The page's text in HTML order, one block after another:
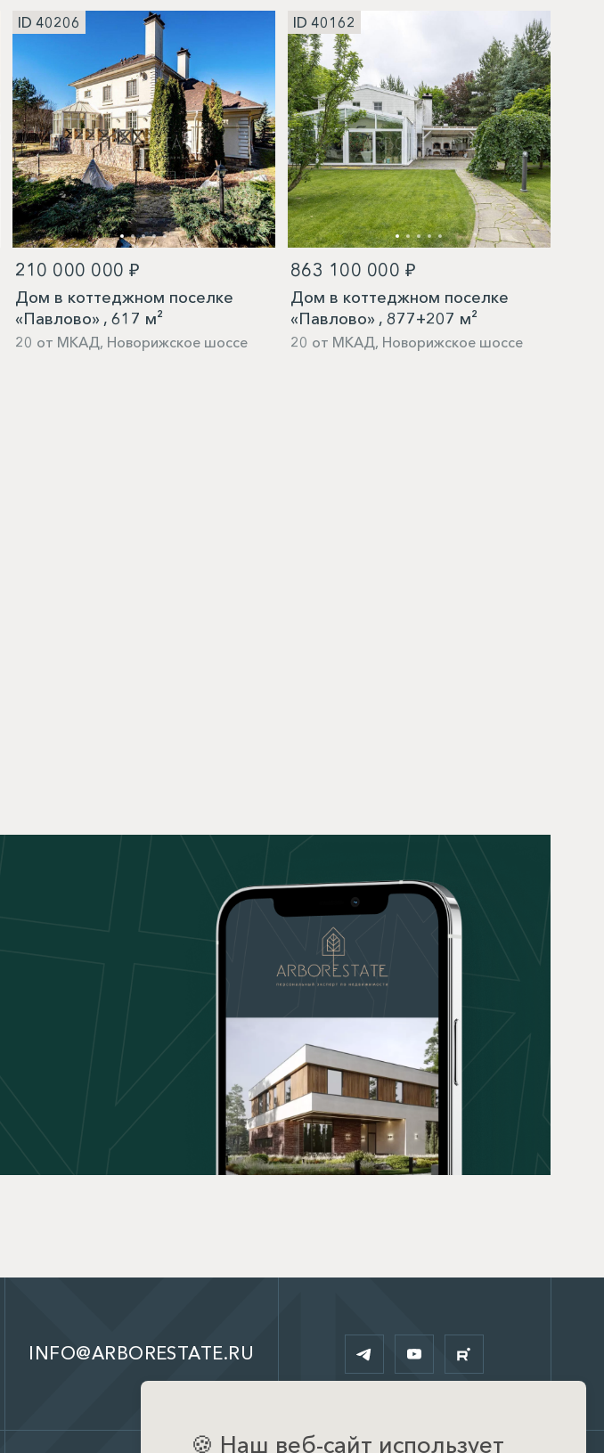
ID 40206
210 000 000 ₽
Дом в коттеджном поселке
«Павлово» , 617 м²
20 от МКАД, Новорижское шоссе
ID 40162
863 100 000 ₽
Дом в коттеджном поселке
«Павлово» , 877+207 м²
20 от МКАД, Новорижское шоссе
INFO@ARBORESTATE.RU
🍪 Наш веб-сайт использует